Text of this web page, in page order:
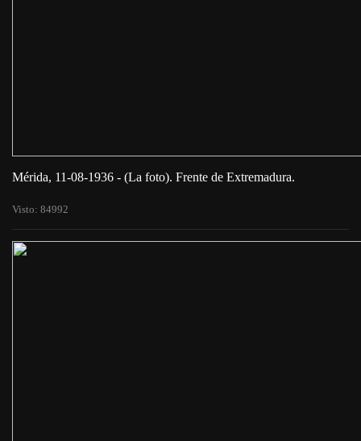
Mérida, 11-08-1936 - (La foto). Frente de Extremadura.
Visto: 84992